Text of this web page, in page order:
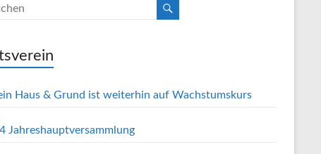
Haus & Grund ist weiterhin auf Wachstumskurs
Jahreshauptversammlung